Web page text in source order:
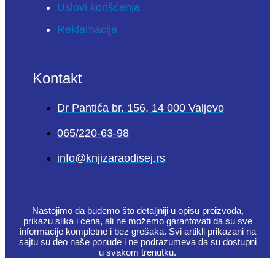
Uslovi korišćenja
Reklamacija
Kontakt
Dr Pantića br. 156, 14 000 Valjevo
065/220-63-98
info@knjizaraodisej.rs
Nastojimo da budemo što detaljniji u opisu proizvoda,
prikazu slika i cena, ali ne možemo garantovati da su sve
informacije kompletne i bez grešaka. Svi artikli prikazani na
sajtu su deo naše ponude i ne podrazumeva da su dostupni
u svakom trenutku.